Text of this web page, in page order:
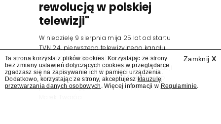
rewolucją w polskiej
telewizji"
W niedzielę 9 sierpnia mija 25 lat od startu
TVN 24, pierwszego telewizyjnego kanału
informacyjnego w Polsce. Na ten dzień
zaplanowano finał urodzinowej trasy stacji
"Jesteśmy stąd". 25 lat TVN 24 dla Press.pl
podsumowują Jarosław Kuźniar, Tomasz Lis i
Zamknij X
Ta strona korzysta z plików cookies. Korzystając ze strony
bez zmiany ustawień dotyczących cookies w przeglądarce
zgadzasz się na zapisywanie ich w pamięci urządzenia.
Dodatkowo, korzystając ze strony, akceptujesz klauzulę
przetwarzania danych osobowych . Więcej informacji w Regulaminie.